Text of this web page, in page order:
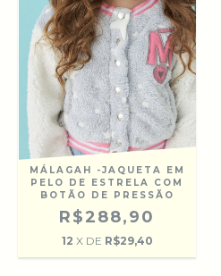
MÁLAGAH -JAQUETA EM
PELO DE ESTRELA COM
BOTÃO DE PRESSÃO
R$288,90
12 X DE R$29,40